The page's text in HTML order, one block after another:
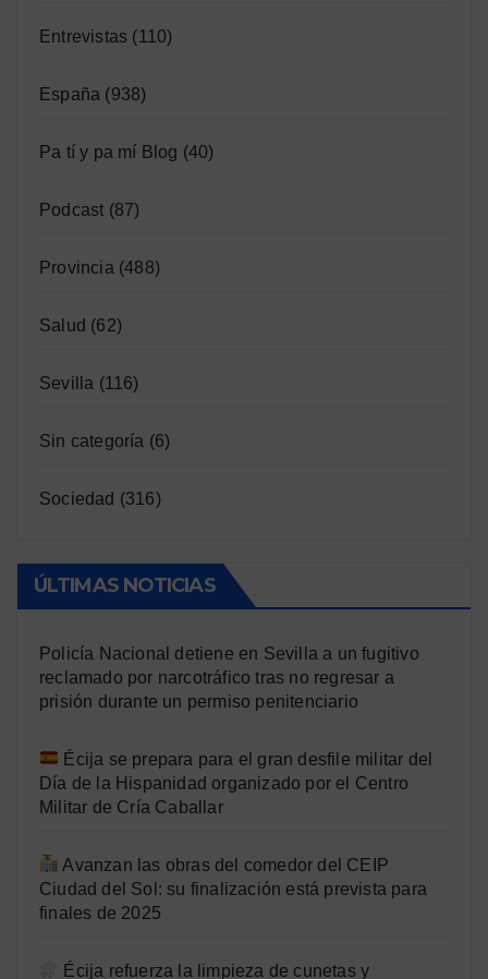
Entrevistas (110)
España (938)
Pa tí y pa mí Blog (40)
Podcast (87)
Provincia (488)
Salud (62)
Sevilla (116)
Sin categoría (6)
Sociedad (316)
ÚLTIMAS NOTICIAS
Policía Nacional detiene en Sevilla a un fugitivo
reclamado por narcotráfico tras no regresar a
prisión durante un permiso penitenciario
Écija se prepara para el gran desfile militar del
Día de la Hispanidad organizado por el Centro
Militar de Cría Caballar
Avanzan las obras del comedor del CEIP
Ciudad del Sol: su finalización está prevista para
finales de 2025
Écija refuerza la limpieza de cunetas y